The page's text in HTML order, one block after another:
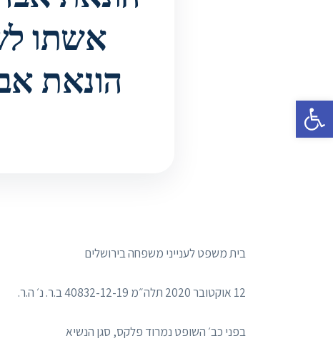
פתח סרגל נגישות
אשתו
הונאת אבהות
בית משפט לענייני משפחה בירושלים
12 אוקטובר 2020 תלה״מ 40832-12-19 ב.ר. נ׳ ה.ר.
בפני כב׳ השופט נמרוד פלקס, סגן הנשיא